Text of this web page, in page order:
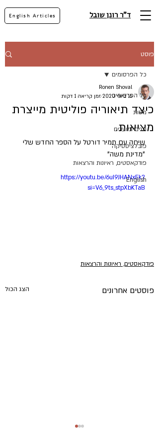
ד"ר רונן שובל English Articles
פוסט
כל הפרסומים
מסות
חגים ומועדים
פובלציסטיקה
פודקאסטים, ראיונות והרצאות
English
כל הפרסומים
כיצד תיאוריה פוליטית מייצרת
מציאות.
Ronen Shoval
16 ביוני 2020
זמן קריאה 1 דקות
שיחה עם תמיר דורטל על הספר החדש שלי
"מדינת משה"
https://youtu.be/6uI9JHANxEk?
si=V6_9ts_stpXbKTaB
פודקאסטים, ראיונות והרצאות
פוסטים אחרונים הצג הכול